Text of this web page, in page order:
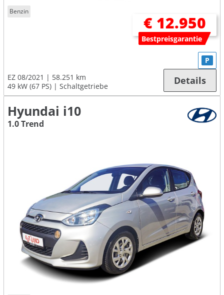
Benzin
€ 12.950
Bestpreisgarantie
EZ 08/2021
58.251 km
49 kW (67 PS)
Schaltgetriebe
P
Details
Hyundai i10
1.0 Trend